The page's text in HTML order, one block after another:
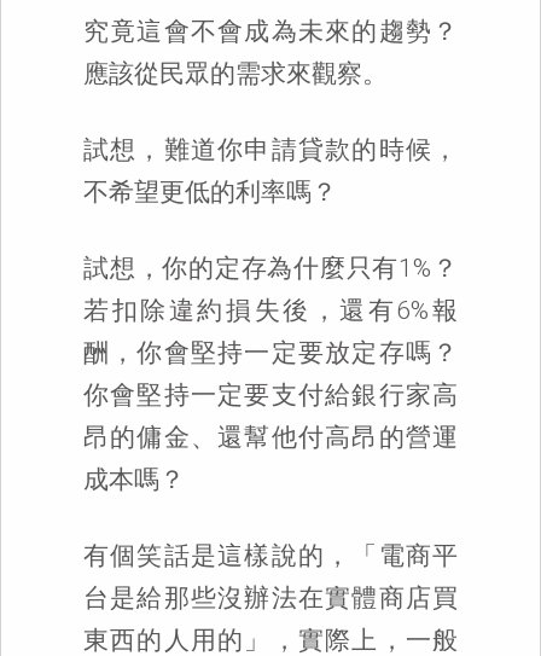
究竟這會不會成為未來的趨勢？
應該從民眾的需求來觀察。
試想，難道你申請貸款的時候，
不希望更低的利率嗎？
試想，你的定存為什麼只有1%？
若扣除違約損失後，還有6%報
酬，你會堅持一定要放定存嗎？
你會堅持一定要支付給銀行家高
昂的傭金、還幫他付高昂的營運
成本嗎？
有個笑話是這樣說的，「電商平
台是給那些沒辦法在實體商店買
東西的人用的」，實際上，一般